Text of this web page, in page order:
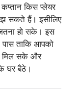
किस प्लेयर
सकते हैं। इसीलिए
हो सके। इस
ताकि आपको
मिल सके और
घर बैठे।